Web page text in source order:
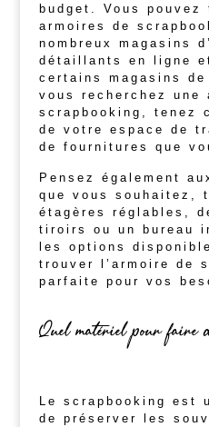
budget. Vous pouvez
armoires de
nombreux magasins
détaillants en ligne
certains magasins
vous recherchez une
scrapbooking, tenez
de votre espace de
de fournitures que
Pensez également
que vous souhaitez,
étagères réglables,
tiroirs ou un bureau
les options
trouver l’armoire de
parfaite pour vos
Quel matériel pour faire
Le scrapbooking est
de préserver les